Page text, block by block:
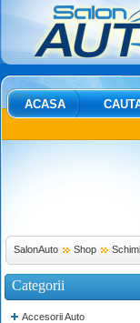
ACASA
SalonAuto Shop
Categorii
Accesorii Auto